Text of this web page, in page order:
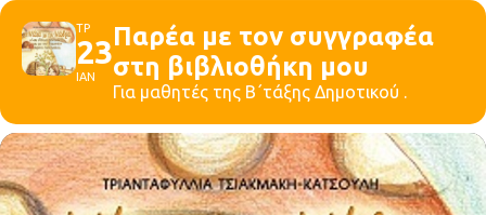
ΤΡ
23
ΙΑΝ
Παρέα με τον συγγραφέα
στη βιβλιοθήκη μου
Για μαθητές της Β΄τάξης Δημοτικού .